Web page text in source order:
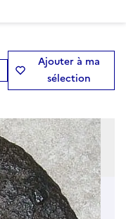
Ajouter à ma
sélection